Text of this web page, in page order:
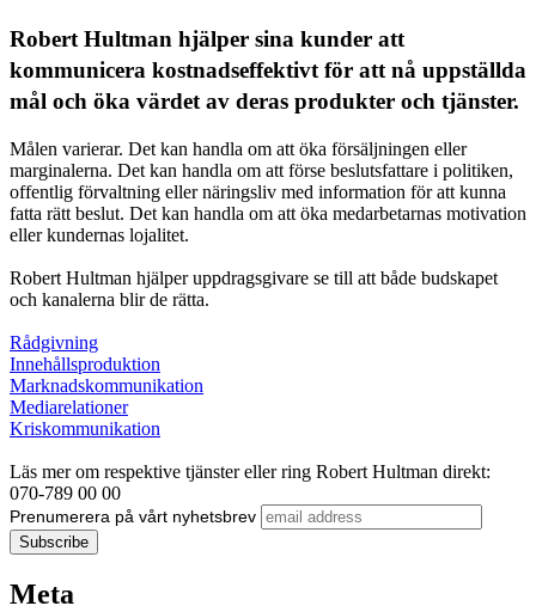
Robert Hultman hjälper sina kunder att
kommunicera kostnadseffektivt för att nå uppställda
mål och öka värdet av deras produkter och tjänster.
Målen varierar. Det kan handla om att öka försäljningen eller
marginalerna. Det kan handla om att förse beslutsfattare i politiken,
offentlig förvaltning eller näringsliv med information för att kunna
fatta rätt beslut. Det kan handla om att öka medarbetarnas motivation
eller kundernas lojalitet.
Robert Hultman hjälper uppdragsgivare se till att både budskapet
och kanalerna blir de rätta.
Rådgivning
Innehållsproduktion
Marknadskommunikation
Mediarelationer
Kriskommunikation
Läs mer om respektive tjänster eller ring Robert Hultman direkt:
070-789 00 00
Prenumerera på vårt nyhetsbrev
Meta